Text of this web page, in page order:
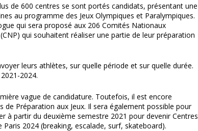
de 600 centres se sont portés candidats, présentant une
au programme des Jeux Olympiques et Paralympiques.
qui sera proposé aux 206 Comités Nationaux
qui souhaitent réaliser une partie de leur préparation
leurs athlètes, sur quelle période et sur quelle durée.
2024.
vague de candidature. Toutefois, il est encore
Préparation aux Jeux. Il sera également possible pour
à partir du deuxième semestre 2021 pour devenir Centres
2024 (breaking, escalade, surf, skateboard).